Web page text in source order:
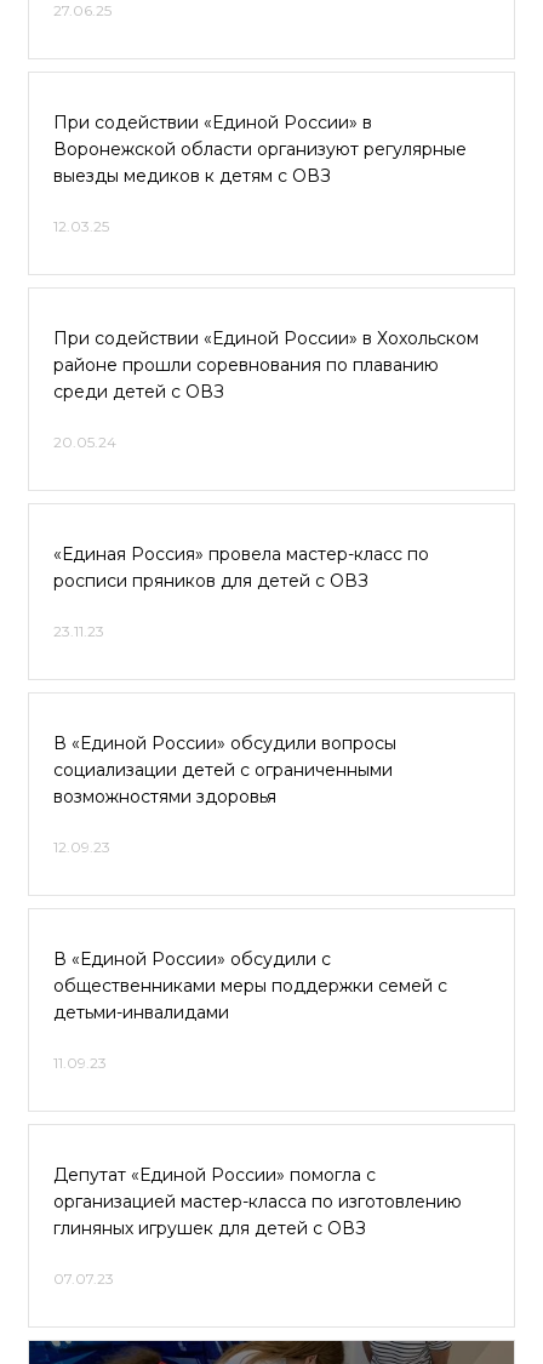
27.06.25
При содействии «Единой России» в
Воронежской области организуют регулярные
выезды медиков к детям с ОВЗ
12.03.25
При содействии «Единой России» в Хохольском
районе прошли соревнования по плаванию
среди детей с ОВЗ
20.05.24
«Единая Россия» провела мастер-класс по
росписи пряников для детей с ОВЗ
23.11.23
В «Единой России» обсудили вопросы
социализации детей с ограниченными
возможностями здоровья
12.09.23
В «Единой России» обсудили с
общественниками меры поддержки семей с
детьми-инвалидами
11.09.23
Депутат «Единой России» помогла с
организацией мастер-класса по изготовлению
глиняных игрушек для детей с ОВЗ
07.07.23